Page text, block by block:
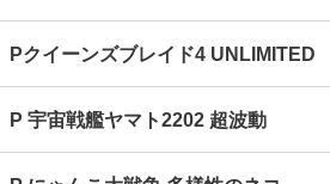
Pクイーンズブレイド4 UNLIMITED
P 宇宙戦艦ヤマト2202 超波動